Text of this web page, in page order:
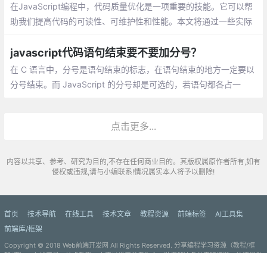
在JavaScript编程中，代码质量优化是一项重要的技能。它可以帮
助我们提高代码的可读性、可维护性和性能。本文将通过一些实际
代码更加优雅。
javascript代码语句结束要不要加分号？
在 C 语言中，分号是语句结束的标志，在语句结束的地方一定要以
分号结束。而 JavaScript 的分号却是可选的，若语句都各占一
点击更多...
内容以共享、参考、研究为目的,不存在任何商业目的。其版权属原作者所有,如有
侵权或违规,请与小编联系!情况属实本人将予以删除!
首页 技术导航 在线工具 技术文章 教程资源 前端标签
AI工具集
前端库/框架